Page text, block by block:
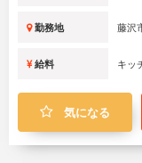
勤務地 藤沢
給料 キッ
気になる